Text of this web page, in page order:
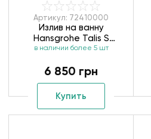
Артикул: 72410000
Излив на ванну
Hansgrohe Talis S
72410000
в наличии более 5 шт
6 850 грн
Купить